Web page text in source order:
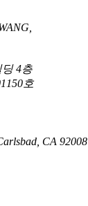
4층
호
CA 92008